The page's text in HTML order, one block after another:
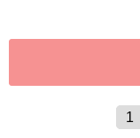
1